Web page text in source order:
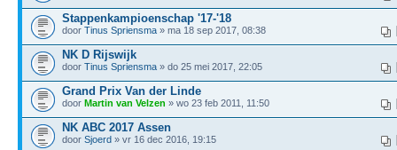
Stappenkampioenschap '17-'18
door Tinus Spriensma » ma 18 sep 2017, 08:38
NK D Rijswijk
door Tinus Spriensma » do 25 mei 2017, 22:05
Grand Prix Van der Linde
door Martin van Velzen » wo 23 feb 2011, 11:50
NK ABC 2017 Assen
door Sjoerd » vr 16 dec 2016, 19:15